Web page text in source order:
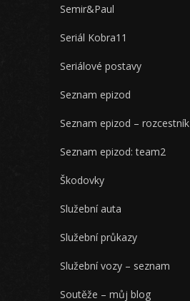
Semir&Paul
Seriál Kobra11
Seriálové postavy
Seznam epizod
Seznam epizod – rozcestník
Seznam epizod: team2
Škodovky
Služební auta
Služební průkazy
Služební vozy – seznam
Soutěže – můj blog